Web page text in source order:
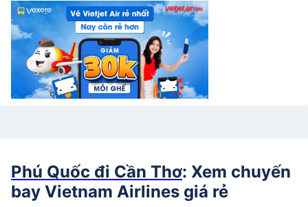
Phú Quốc đi Cần Thơ: Xem chuyến
bay Vietnam Airlines giá rẻ